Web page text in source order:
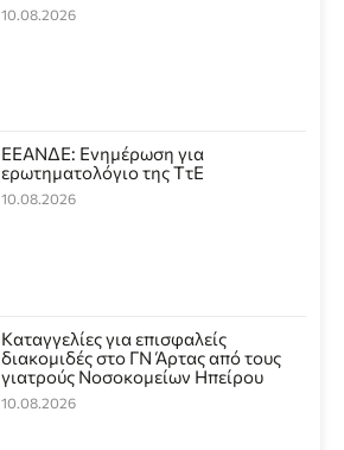
10.08.2026
ΕΕΑΝΔΕ: Ενημέρωση για
ερωτηματολόγιο της ΤτΕ
10.08.2026
Καταγγελίες για επισφαλείς
διακομιδές στο ΓΝ Άρτας από τους
γιατρούς Νοσοκομείων Ηπείρου
10.08.2026